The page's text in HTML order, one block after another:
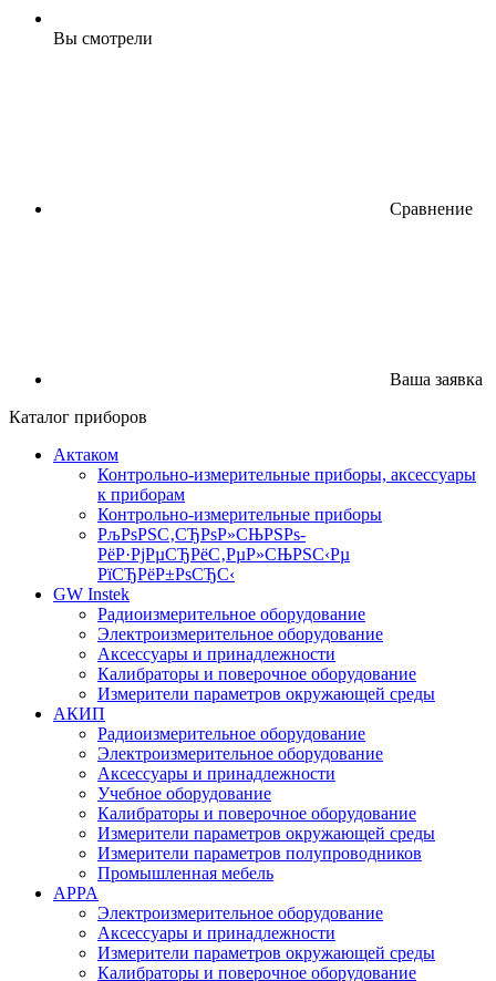
Вы смотрели
Сравнение
Ваша заявка
Каталог приборов
Актаком
Контрольно-измерительные приборы, аксессуары
к приборам
Контрольно-измерительные приборы
РљРѕРЅС‚СЂРѕР»СЊРЅРѕ-
РёР·РјРµСЂРёС‚РµР»СЊРЅС‹Рµ
РїСЂРёР±РѕСЂС‹
GW Instek
Радиоизмерительное оборудование
Электроизмерительное оборудование
Аксессуары и принадлежности
Калибраторы и поверочное оборудование
Измерители параметров окружающей среды
АКИП
Радиоизмерительное оборудование
Электроизмерительное оборудование
Аксессуары и принадлежности
Учебное оборудование
Калибраторы и поверочное оборудование
Измерители параметров окружающей среды
Измерители параметров полупроводников
Промышленная мебель
APPA
Электроизмерительное оборудование
Аксессуары и принадлежности
Измерители параметров окружающей среды
Калибраторы и поверочное оборудование